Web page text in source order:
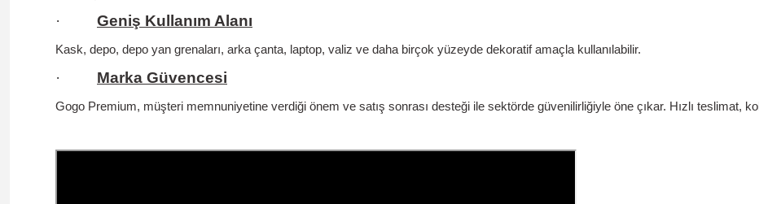
· Geniş Kullanım Alanı
Kask, depo, depo yan grenaları, arka çanta, laptop, valiz ve daha birçok yüzeyde dekoratif amaçla kullanılabilir.
· Marka Güvencesi
Gogo Premium, müşteri memnuniyetine verdiği önem ve satış sonrası desteği ile sektörde güvenilirliğiyle öne çıkar. Hızlı teslimat,